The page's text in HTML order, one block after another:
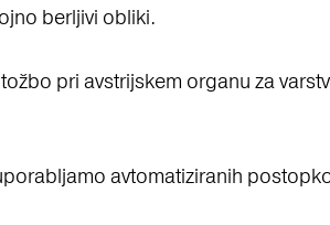
berljivi obliki.
pri avstrijskem organu za
avtomatiziranih